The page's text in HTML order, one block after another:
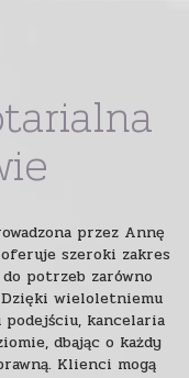
przez Annę
oferuje szeroki zakres
potrzeb zarówno
wieloletniemu
kancelaria
dbając o każdy
Klienci mogą